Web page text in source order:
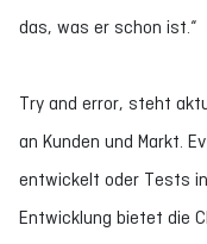
das, was er schon ist.“
Try and error, steht
an Kunden und Markt.
entwickelt oder Tests in
Entwicklung bietet die